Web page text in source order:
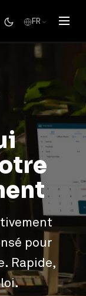
FR
pour
Rapide,